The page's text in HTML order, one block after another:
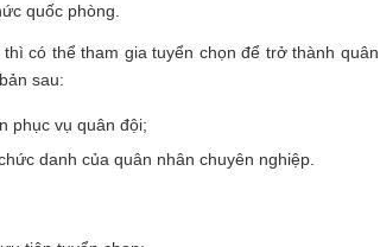
quốc phòng.
có thể tham gia tuyển chọn để trở thành quân
sau:
phục vụ quân đội;
danh của quân nhân chuyên nghiệp.